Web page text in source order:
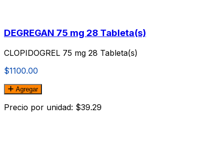
DEGREGAN 75 mg 28 Tableta(s)
CLOPIDOGREL 75 mg 28 Tableta(s)
$1100.00
Agregar
Precio por unidad: $39.29